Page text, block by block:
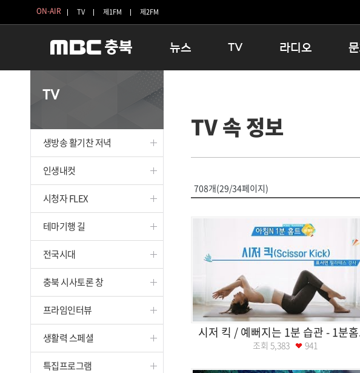
ON-AIR TV 제1FM 제2FM
뉴스
보은
옥천
TV
인생내컷
테마기행 길
시청자 FLEX
특집프로그램
종영프로그램
라디오
16:00 완벽한 하루
우리 고향, 부탁해!
청원
문화
TV
생방송 활기찬 저녁
인생내컷
시청자 FLEX
테마기행 길
전국시대
충북 시사토론 창
프라임인터뷰
생활력 스페셜
특집프로그램
TV 속 정보
708개(29/34페이지)
시저 킥 / 예뻐지는 1분 습관 - 1분
조회 5,383 941